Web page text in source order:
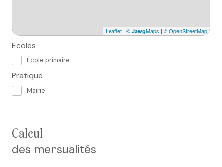
Leaflet | © JawgMaps | © OpenStreetMap
Ecoles
École primaire
Pratique
Mairie
calcul
des mensualités